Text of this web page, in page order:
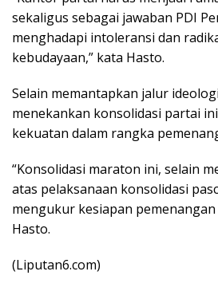
sekaligus sebagai jawaban PDI
menghadapi intoleransi dan
kebudayaan,” kata Hasto.
Selain memantapkan jalur
menekankan konsolidasi partai
kekuatan dalam rangka
“Konsolidasi maraton ini, selain
atas pelaksanaan konsolidasi
mengukur kesiapan pemenangan
Hasto.
(Liputan6.com)